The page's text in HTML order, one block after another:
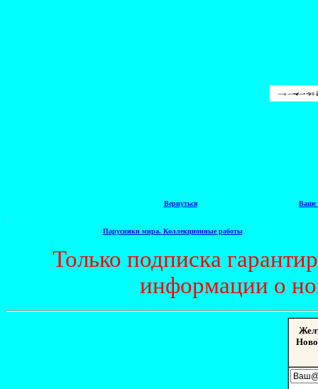
Вернуться Ваше
.
Парусники мира. Коллекционные работы
Только подписка
информации о